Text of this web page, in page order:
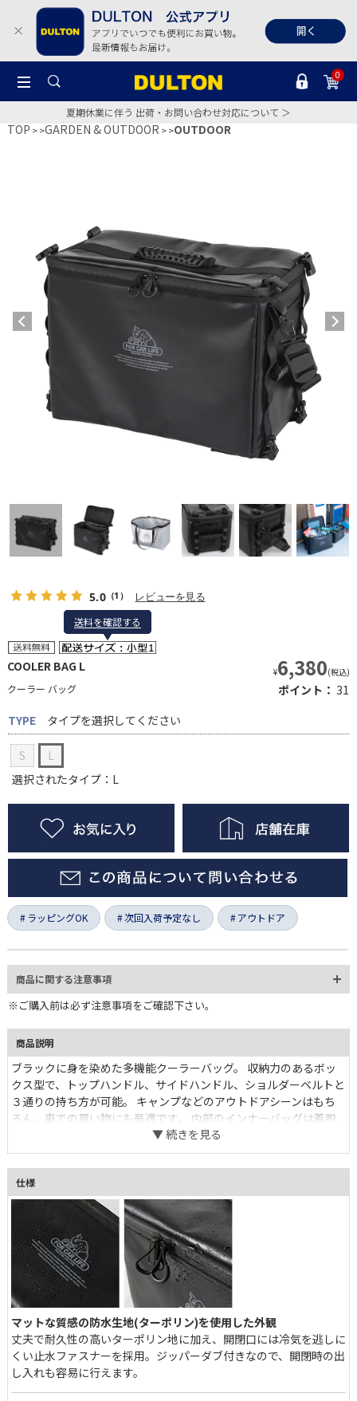
0
夏期休業に伴う 出荷・お問い合わせ対応について ＞
TOP >GARDEN & OUTDOOR >OUTDOOR
5.0（1） レビューを見る
送料を確認する
送料を確認する
COOLER BAG L
クーラー バッグ
¥6,380(税込)
ポイント： 31
TYPE
タイプを選択してください
S
L
選択されたタイプ：L
ラッピングOK 次回入荷予定なし アウトドア
商品に関する注意事項
※ご購入前は必ず注意事項をご確認下さい。
商品説明
ブラックに身を染めた多機能クーラーバッグ。 収納力のあるボッ
クス型で、トップハンドル、サイドハンドル、ショルダーベルトと
３通りの持ち方が可能。 キャンプなどのアウトドアシーンはもち
ろん、車での買い物にも最適です。 内部のインナーバッグは着脱
式。取り外して使用すれば、エコバッグとしても活躍します。 買
い物を終えたら、そのままクーラーバッグに収めることが出来た
り、防水なので汚れた際は丸洗いができて衛生的です。 カーライ
フを楽しむあなたに使ってほしい、心揺さぶるこだわりが至る所に
詰まっています。
仕様
マットな質感の防水生地(ターポリン)を使用した外観
丈夫で耐久性の高いターポリン地に加え、開閉口には冷気を逃しに
くい止水ファスナーを採用。ジッパーダブ付きなので、開閉時の出
し入れも容易に行えます。